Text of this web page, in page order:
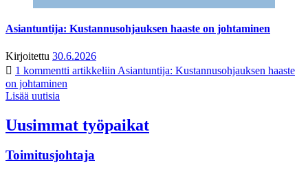
Asiantuntija: Kustannusohjauksen haaste on johtaminen
Kirjoitettu 30.6.2026
1 kommentti artikkeliin Asiantuntija: Kustannusohjauksen haaste
on johtaminen
Lisää uutisia
Uusimmat työpaikat
Toimitusjohtaja